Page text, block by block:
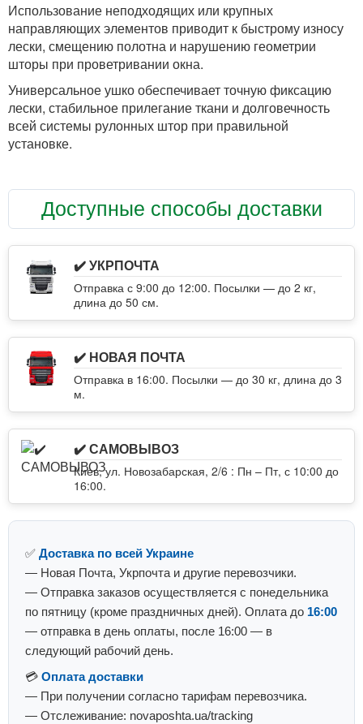
Использование неподходящих или крупных
направляющих элементов приводит к быстрому износу
лески, смещению полотна и нарушению геометрии
шторы при проветривании окна.
Универсальное ушко обеспечивает точную фиксацию
лески, стабильное прилегание ткани и долговечность
всей системы рулонных штор при правильной
установке.
Доступные способы доставки
✔️ УКРПОЧТА
Отправка с 9:00 до 12:00. Посылки — до 2 кг,
длина до 50 см.
✔️ НОВАЯ ПОЧТА
Отправка в 16:00. Посылки — до 30 кг, длина до 3
м.
✔️ САМОВЫВОЗ
Киев, ул. Новозабарская, 2/6 : Пн – Пт, с 10:00 до
16:00.
✅ Доставка по всей Украине
— Новая Почта, Укрпочта и другие перевозчики.
— Отправка заказов осуществляется с понедельника
по пятницу (кроме праздничных дней). Оплата до 16:00
— отправка в день оплаты, после 16:00 — в
следующий рабочий день.
💳 Оплата доставки
— При получении согласно тарифам перевозчика.
— Отслеживание: novaposhta.ua/tracking